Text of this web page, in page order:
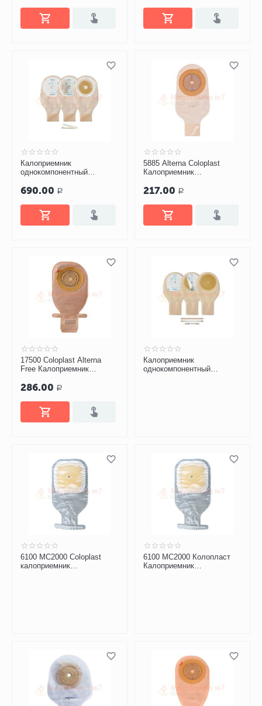
Калоприемник
однокомпонентный
690.00 Р
5885 Alterna Coloplast
Калоприемник
непрозрачный 10-70 мм
217.00 Р
17500 Coloplast Alterna
Free Калоприемник
непрозрачный 12-75 мм
286.00 Р
Калоприемник
однокомпонентный
6100 MC2000 Coloplast
калоприемник
6100 MC2000 Колопласт
Калоприемник